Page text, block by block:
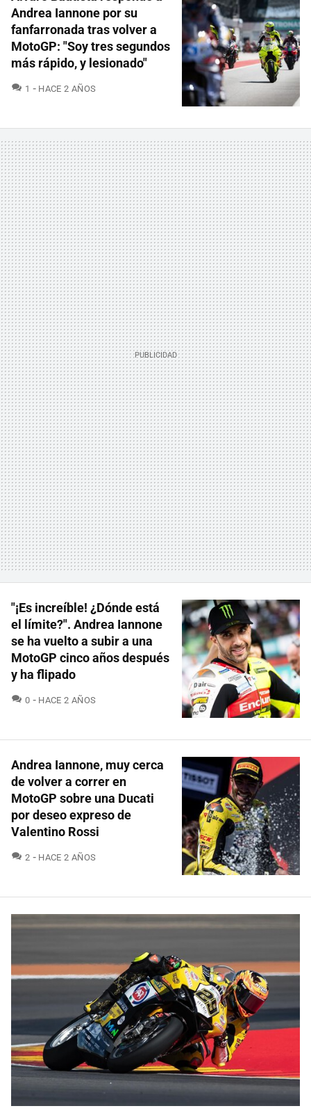
Andrea Iannone por su
fanfarronada tras volver a
MotoGP: "Soy tres segundos
más rápido, y lesionado"
1 COMENTARIOS
HACE 2 AÑOS
"¡Es increíble! ¿Dónde está
el límite?". Andrea Iannone
se ha vuelto a subir a una
MotoGP cinco años después
y ha flipado
0 COMENTARIOS
HACE 2 AÑOS
Andrea Iannone, muy cerca
de volver a correr en
MotoGP sobre una Ducati
por deseo expreso de
Valentino Rossi
2 COMENTARIOS
HACE 2 AÑOS